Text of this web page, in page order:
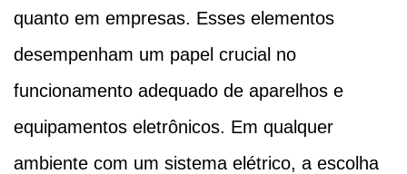
quanto em empresas. Esses elementos
desempenham um papel crucial no
funcionamento adequado de aparelhos e
equipamentos eletrônicos. Em qualquer
ambiente com um sistema elétrico, a escolha